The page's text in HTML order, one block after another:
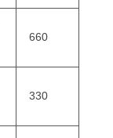
660
330